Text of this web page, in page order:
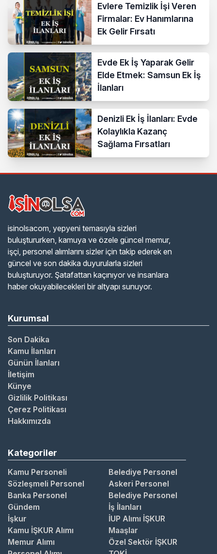
Evlere Temizlik İşi Veren
Firmalar: Ev Hanımlarına
Ek Gelir Fırsatı
Evde Ek İş Yaparak Gelir
Elde Etmek: Samsun Ek İş
İlanları
Denizli Ek İş İlanları: Evde
Kolaylıkla Kazanç
Sağlama Fırsatları
isinolsacom, yepyeni temasıyla sizleri
buluştururken, kamuya ve özele güncel memur,
işçi, personel alımlarını sizler için takip ederek en
güncel ve son dakika duyurularla sizleri
buluşturuyor. Şatafattan kaçınıyor ve insanlara
haber okuyabilecekleri bir altyapı sunuyor.
Kurumsal
Son Dakika
Kamu İlanları
Günün İlanları
İletişim
Künye
Gizlilik Politikası
Çerez Politikası
Hakkımızda
Kategoriler
Kamu Personeli
Belediye Personel
Sözleşmeli Personel
Askeri Personel
Banka Personel
Belediye Personel
Gündem
İş İlanları
İşkur
İUP Alımı İŞKUR
Kamu İŞKUR Alımı
Maaşlar
Memur Alımı
Özel Sektör İŞKUR